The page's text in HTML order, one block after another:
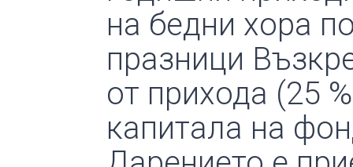
на бедни хора
празници
от прихода (25
капитала на